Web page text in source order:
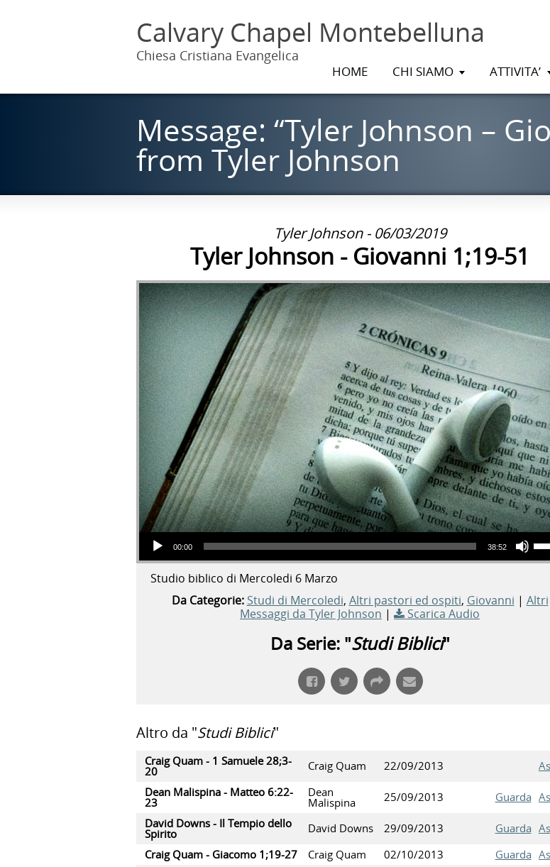
Calvary Chapel Montebelluna
Chiesa Cristiana Evangelica
HOME CHI SIAMO ATTIVITA’
Message: “Tyler Johnson –
from Tyler Johnson
Tyler Johnson - 06/03/2019
Tyler Johnson - Giovanni 1;19-51
Audio Player
00:00 38:52
Usa i tasti freccia
Studio biblico di Mercoledi 6 Marzo
Da Categorie: Studi di Mercoledi, Altri pastori ed ospiti, Giovanni | Altri
Messaggi da Tyler Johnson | Scarica Audio
Da Serie: "Studi Biblici"
Altro da "Studi Biblici"
Craig Quam - 1 Samuele 28;3-
20 Craig Quam 22/09/2013
Dean Malispina - Matteo 6:22-
23
Dean
Malispina 25/09/2013 Guarda
David Downs - Il Tempio dello
Spirito David Downs 29/09/2013 Guarda
Craig Quam - Giacomo 1;19-27
Craig Quam 02/10/2013 Guarda